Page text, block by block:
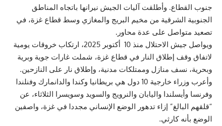
جنوب القطاع. وأطلقت آليات الجيش نيرانها باتجاه المناطق
الجنوبية الشرقية من مخيم البريج والمغازي وسط قطاع غزة، في
تصعيد متواصل على عدة محاور.
ويواصل جيش الاحتلال منذ 10 أكتوبر 2025، ارتكاب خروقات يومية
لاتفاق وقف إطلاق النار في قطاع غزة، شملت غارات جوية وبرية
وبحرية، نسف منازل وممتلكات مدنية، وإطلاق نار على النازحين.
وأعرب وزراء خارجية 10 دول هي بريطانيا وكندا والدانمارك وفنلندا
وفرنسا وأيسلندا واليابان والنرويج والسويد وسويسرا الثلاثاء، عن
“قلقهم البالغ” إزاء تدهور الوضع الإنساني مجددا في غزة، واصفين
الوضع بأنه كارثي.